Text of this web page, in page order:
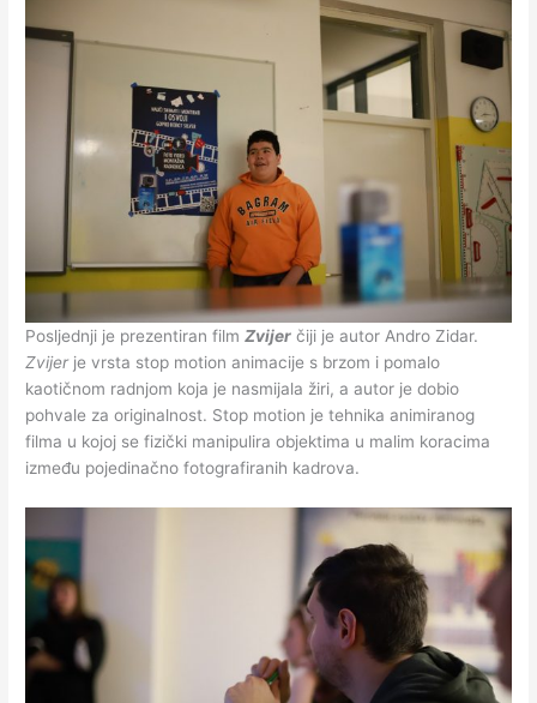
Posljednji je prezentiran filmZvijer čiji je autor Andro Zidar.
Zvijer je vrsta stop motion animacije s brzom i pomalo
kaotičnom radnjom koja je nasmijala žiri, a autor je dobio
pohvale za originalnost. Stop motion je tehnika animiranog
filma u kojoj se fizički manipulira objektima u malim koracima
između pojedinačno fotografiranih kadrova.